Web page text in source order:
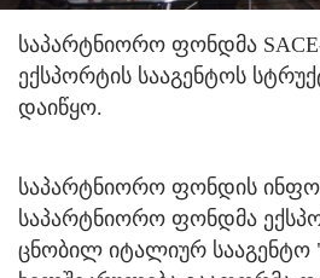
საპარტნიორო ფონდმა
ექსპორტის სააგენტოს
დაიწყო.
საპარტნიორო ფონდის
საპარტნიორო ფონდმა
ცნობილ იტალიურ სააგენტო